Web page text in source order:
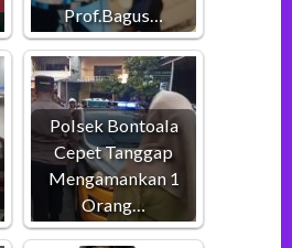
Prof.Bagus…
Polsek Bontoala
Cepet Tanggap
Mengamankan 1
Orang…